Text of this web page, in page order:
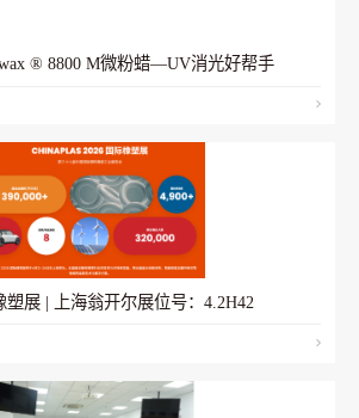
® 8800 M微粉蜡—UV消光好帮手
塑展 | 上海翁开尔展位号：4.2H42